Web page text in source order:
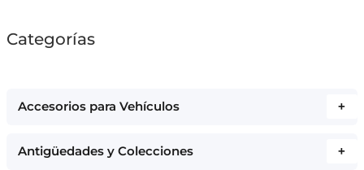
Categorías
Accesorios para Vehículos +
Antigüedades y Colecciones +